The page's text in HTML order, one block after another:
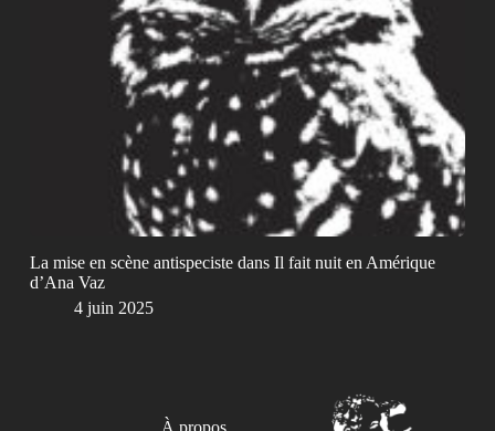
La mise en scène antispeciste dans Il fait nuit en Amérique
d’Ana Vaz
4 juin 2025
À propos